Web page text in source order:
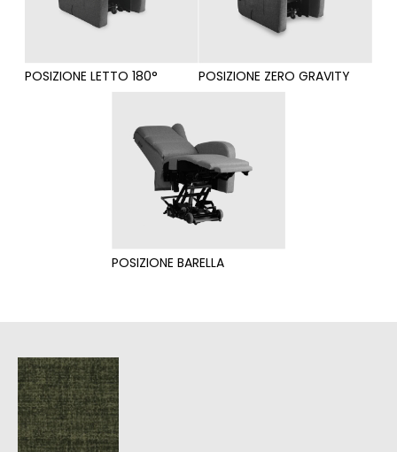
POSIZIONE LETTO 180° POSIZIONE ZERO GRAVITY
POSIZIONE BARELLA